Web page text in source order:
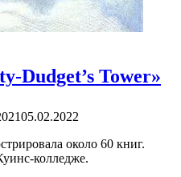
Dudget’s Tower»
05.02.2022
около 60 книг.
колледже.